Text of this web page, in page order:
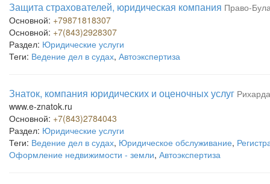
Защита страхователей, юридическая компания Право-
Основной: +79871818307
Основной: +7(843)2928307
Раздел: Юридические услуги
Теги: Ведение дел в судах, Автоэкспертиза
Знаток, компания юридических и оценочных услуг
www.e-znatok.ru
Основной: +7(843)2784043
Раздел: Юридические услуги
Теги: Ведение дел в судах, Юридическое обслуживание,
Оформление недвижимости - земли, Автоэкспертиза